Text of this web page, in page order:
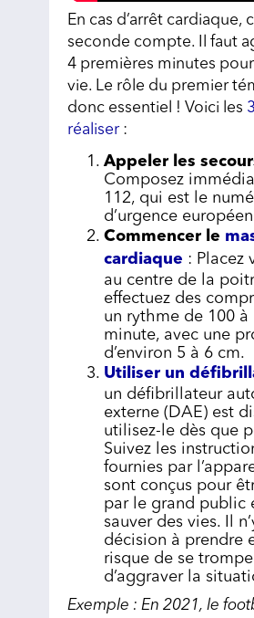
En cas d’arrêt cardiaque,
seconde compte. Il faut
4 premières minutes
vie. Le rôle du premier
donc essentiel ! Voici les
réaliser:
Appeler les
Composez
112, qui est le
d’urgence
Commencer le
cardiaque : Placez
au centre de la
effectuez des
un rythme de 100 à
minute, avec une
d’environ 5 à 6 cm.
Utiliser un
un défibrillateur
externe (DAE) est
utilisez-le dès que
Suivez les
fournies par
sont conçus pour
par le grand public
sauver des vies. Il
décision à prendre
risque de se
d’aggraver la
Exemple : En 2021, le